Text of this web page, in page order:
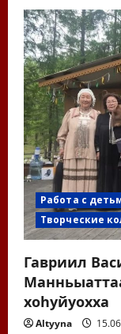
Работа с
Творческие
Гавриил
хоһуйуохха
Altyyna